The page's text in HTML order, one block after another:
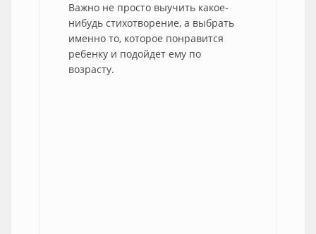
Важно не просто выучить какое-
нибудь стихотворение, а выбрать
именно то, которое понравится
ребенку и подойдет ему по
возрасту.